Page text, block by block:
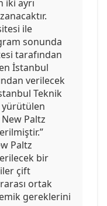
iki ayrı
ile
sonunda
tarafından
İstanbul
verilecek
Teknik
yürütülen
Paltz
Paltz
bir
çift
ortak
gereklerini